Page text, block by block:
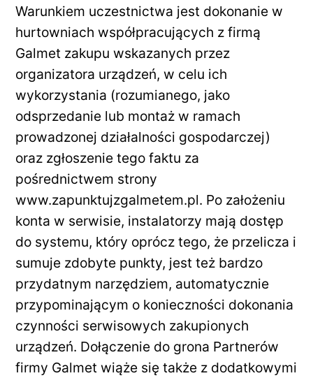
Warunkiem uczestnictwa jest dokonanie w
hurtowniach współpracujących z firmą
Galmet zakupu wskazanych przez
organizatora urządzeń, w celu ich
wykorzystania (rozumianego, jako
odsprzedanie lub montaż w ramach
prowadzonej działalności gospodarczej)
oraz zgłoszenie tego faktu za
pośrednictwem strony
www.zapunktujzgalmetem.pl. Po założeniu
konta w serwisie, instalatorzy mają dostęp
do systemu, który oprócz tego, że przelicza i
sumuje zdobyte punkty, jest też bardzo
przydatnym narzędziem, automatycznie
przypominającym o konieczności dokonania
czynności serwisowych zakupionych
urządzeń. Dołączenie do grona Partnerów
firmy Galmet wiąże się także z dodatkowymi